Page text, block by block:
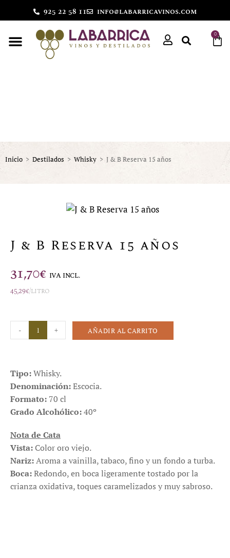
925 22 58 11 info@labarricavinos.com
0
Inicio > Destilados > Whisky > J & B Reserva 15 años
J & B Reserva 15 años
31,70€ IVA INCL.
45,29€/litro
- + AÑADIR AL CARRITO
Tipo:Whisky.
Denominación:Escocia.
Formato: 70 cl
Grado Alcohólico:40º
Nota de Cata
Vista: Color oro viejo.
Nariz:Aroma a vainilla, tabaco, fino y un fondo a turba.
Boca:Redondo, en boca ligeramente tostado por la
crianza oxidativa, toques caramelizados y muy sabroso.